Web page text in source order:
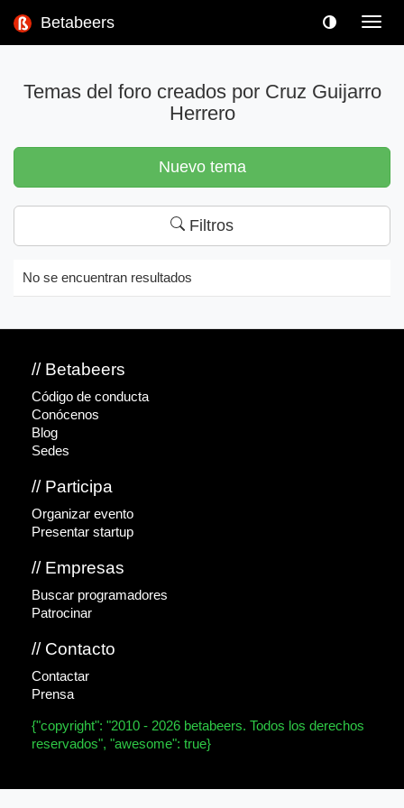
Betabeers
Temas del foro creados por Cruz Guijarro
Herrero
Nuevo tema
Filtros
No se encuentran resultados
// Betabeers
Código de conducta
Conócenos
Blog
Sedes
// Participa
Organizar evento
Presentar startup
// Empresas
Buscar programadores
Patrocinar
// Contacto
Contactar
Prensa
{"copyright": "2010 - 2026 betabeers. Todos los derechos
reservados", "awesome": true}